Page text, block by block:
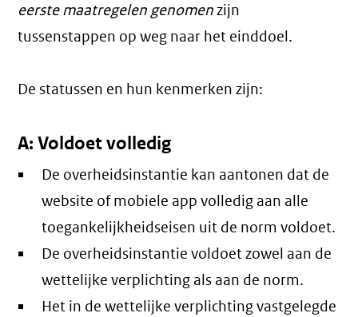
eerste maatregelen genomenzijn
tussenstappen op weg naar het einddoel.
De statussen en hun kenmerken zijn:
A: Voldoet volledig
De overheidsinstantie kan aantonen dat de
website of mobiele app volledig aan alle
toegankelijkheidseisen uit de norm voldoet.
De overheidsinstantie voldoet zowel aan de
wettelijke verplichting als aan de norm.
Het in de wettelijke verplichting vastgelegde